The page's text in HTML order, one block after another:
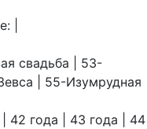
|
свадьба | 53-
| 55-Изумрудная
42 года | 43 года | 44